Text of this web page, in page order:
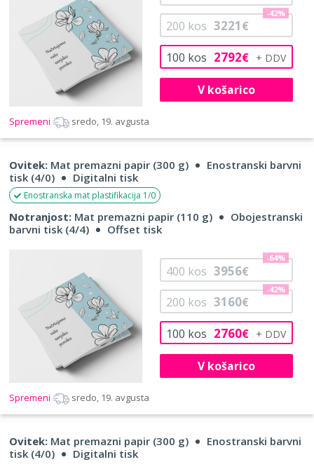
100 kos 2792€
200 kos 3221€
-42%
V košarico
Spremeni sredo, 19. avgusta
Ovitek: Mat premazni papir (300 g)
Enostranski barvni
tisk (4/0)
Digitalni tisk
Enostranska mat plastifikacija 1/0
Notranjost: Mat premazni papir (110 g)
Obojestranski
barvni tisk (4/4)
Offset tisk
100 kos 2760€
200 kos 3160€
-42%
400 kos 3956€
-64%
V košarico
Spremeni sredo, 19. avgusta
Ovitek: Mat premazni papir (300 g)
Enostranski barvni
tisk (4/0)
Digitalni tisk